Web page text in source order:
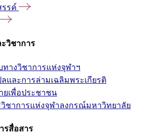
รค์
วิชาการ
างวิชาการแห่งจุฬาฯ
และการล่ามเฉลิมพระเกียรติ
เพื่อประชาชน
ชาการแห่งจุฬาลงกรณ์มหาวิทยาลัย
รสื่อสาร